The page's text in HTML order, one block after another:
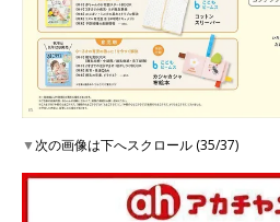
▼次の画像は下へスクロール (35/37)